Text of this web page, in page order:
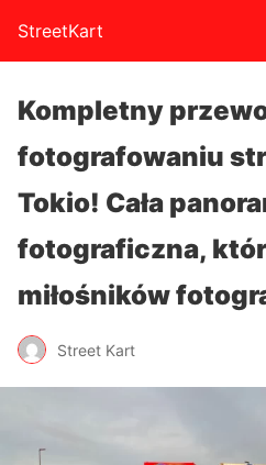
StreetKart
Kompletny
fotografowaniu
Tokio! Cała
fotograficzna,
miłośników
Street Kart